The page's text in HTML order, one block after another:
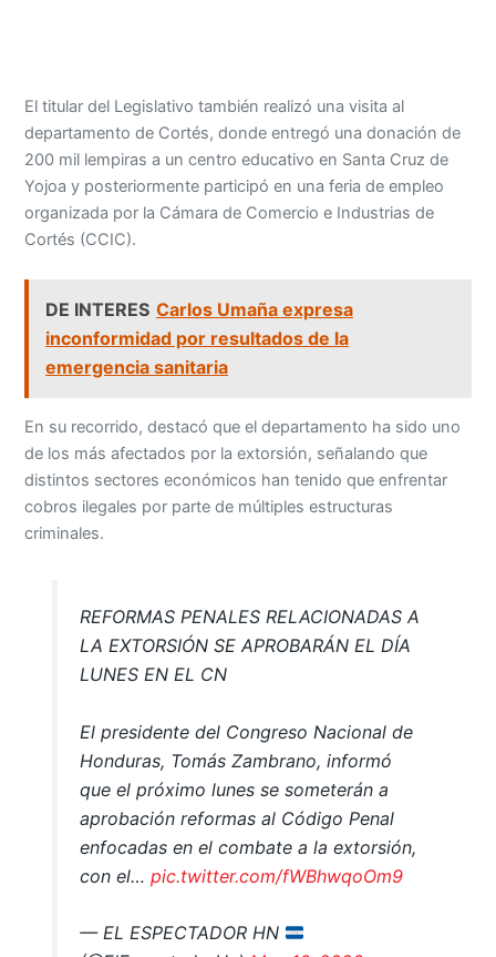
El titular del Legislativo también realizó una visita al
departamento de Cortés, donde entregó una donación de
200 mil lempiras a un centro educativo en Santa Cruz de
Yojoa y posteriormente participó en una feria de empleo
organizada por la Cámara de Comercio e Industrias de
Cortés (CCIC).
DE INTERES Carlos Umaña expresa
inconformidad por resultados de la
emergencia sanitaria
En su recorrido, destacó que el departamento ha sido uno
de los más afectados por la extorsión, señalando que
distintos sectores económicos han tenido que enfrentar
cobros ilegales por parte de múltiples estructuras
criminales.
REFORMAS PENALES RELACIONADAS A
LA EXTORSIÓN SE APROBARÁN EL DÍA
LUNES EN EL CN
El presidente del Congreso Nacional de
Honduras, Tomás Zambrano, informó
que el próximo lunes se someterán a
aprobación reformas al Código Penal
enfocadas en el combate a la extorsión,
con el… pic.twitter.com/fWBhwqoOm9
— EL ESPECTADOR HN